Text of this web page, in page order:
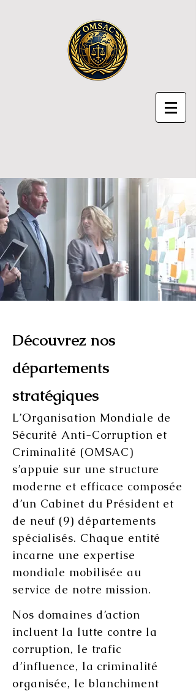
Découvrez nos
départements
stratégiques
L’Organisation Mondiale de
Sécurité Anti-Corruption et
Criminalité (OMSAC)
s’appuie sur une structure
moderne et efficace composée
d’un Cabinet du Président et
de neuf (9) départements
spécialisés. Chaque entité
incarne une expertise
mondiale mobilisée au
service de notre mission.​
Nos domaines d’action
incluent la lutte contre la
corruption, le trafic
d’influence, la criminalité
organisée, le blanchiment